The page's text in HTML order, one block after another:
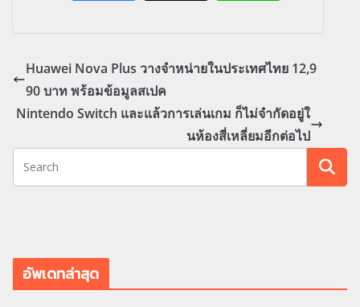
Huawei Nova Plus วางจำหน่ายในประเทศไทย 12,9
90 บาท พร้อมข้อมูลสเปค
Nintendo Switch และแล้วการเล่นเกม ก็ไม่จำกัดอยู่ใ
นห้องสี่เหลี่ยมอีกต่อไป
อัพเดทล่าสุด